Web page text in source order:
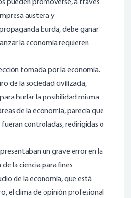
pueden promoverse, a través
austera y
burda, debe ganar
la economía requieren
tomada por la economía.
de la sociedad civilizada,
burlar la posibilidad misma
de la economía, parecía que
fueran controladas, redirigidas o
un grave error en la
la ciencia para fines
de la economía, que está
el clima de opinión profesional